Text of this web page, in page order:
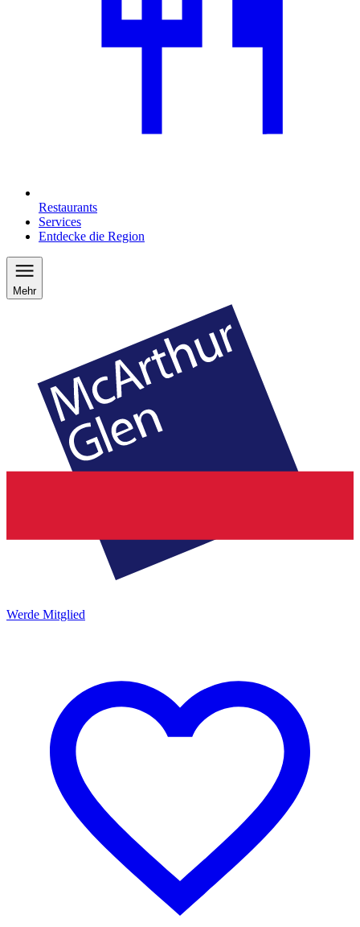
Restaurants
Services
Entdecke die Region
Mehr
Werde Mitglied